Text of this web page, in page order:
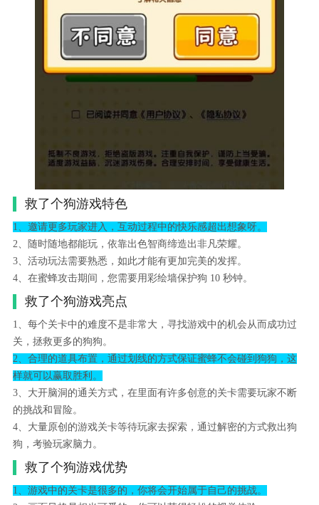
救了个狗游戏特色
1、邀请更多玩家进入，互动过程中的快乐感超出想象呀。
2、随时随地都能玩，依靠出色智商缔造出非凡荣耀。
3、活动玩法需要熟悉，如此才能有更加完美的发挥。
4、在蜜蜂攻击期间，您需要用彩绘墙保护狗 10 秒钟。
救了个狗游戏亮点
1、每个关卡中的难度不是非常大，寻找游戏中的机会从而成功过
关，拯救更多的狗狗。
2、合理的道具布置，通过划线的方式保证蜜蜂不会碰到狗狗，这
样就可以赢取胜利。
3、大开脑洞的通关方式，在里面有许多创意的关卡需要玩家不断
的挑战和冒险。
4、大量原创的游戏关卡等待玩家去探索，通过解密的方式救出狗
狗，考验玩家脑力。
救了个狗游戏优势
1、游戏中的关卡是很多的，你将会开始属于自己的挑战。